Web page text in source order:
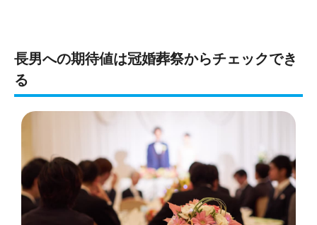
長男への期待値は冠婚葬祭からチェックでき
る